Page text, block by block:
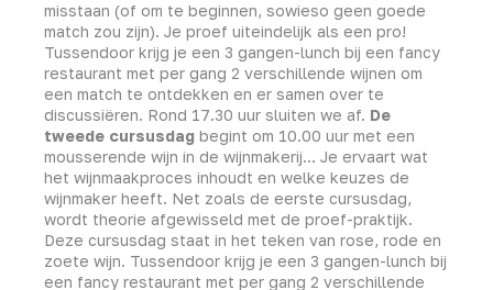
misstaan (of om te beginnen, sowieso geen goede
match zou zijn). Je proef uiteindelijk als een pro!
Tussendoor krijg je een 3 gangen-lunch bij een fancy
restaurant met per gang 2 verschillende wijnen om
een match te ontdekken en er samen over te
discussiëren. Rond 17.30 uur sluiten we af. De
tweede cursusdag begint om 10.00 uur met een
mousserende wijn in de wijnmakerij… Je ervaart wat
het wijnmaakproces inhoudt en welke keuzes de
wijnmaker heeft. Net zoals de eerste cursusdag,
wordt theorie afgewisseld met de proef-praktijk.
Deze cursusdag staat in het teken van rose, rode en
zoete wijn. Tussendoor krijg je een 3 gangen-lunch bij
een fancy restaurant met per gang 2 verschillende